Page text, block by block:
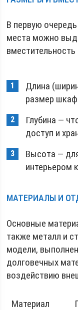
В первую
места можно
Длина
размер
Глубина —
доступ и
Высота —
интерьером
МАТЕРИАЛЫ И
Основные
также металл и
модели,
долговечных
воздействию
Материал